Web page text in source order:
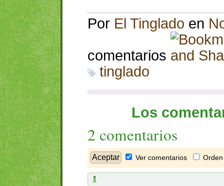
Por El Tinglado en
comentarios
tinglado
Los
2 comentarios
Ver comentarios